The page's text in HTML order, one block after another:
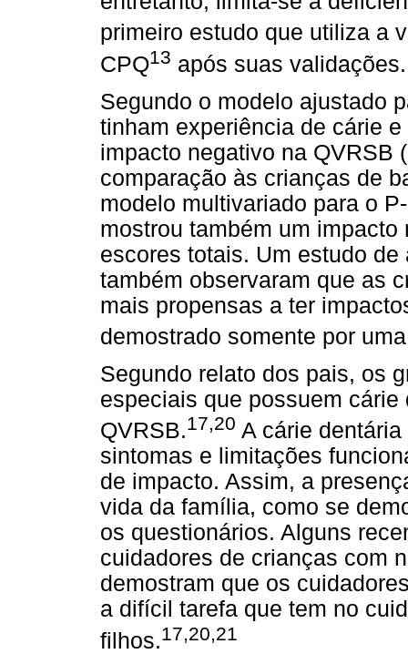
primeiro estudo que utiliza a
CPQ13 após suas validações.
Segundo o modelo ajustado
tinham experiência de cárie
impacto negativo na QVRSB
comparação às crianças de
modelo multivariado para o
mostrou também um
escores totais. Um estudo
também observaram que as
mais propensas a ter
demostrado somente por
Segundo relato dos pais, os
especiais que possuem
QVRSB.17,20 A cárie
sintomas e limitações
de impacto. Assim, a
vida da família, como se
os questionários. Alguns
cuidadores de crianças com
demostram que os
a difícil tarefa que tem no
filhos.17,20,21